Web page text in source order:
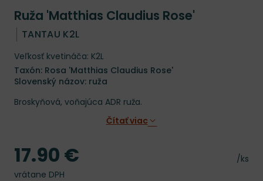
Ruža 'Matthias Claudius Rose'
TANTAU K2L
Veľkosť kvetináča: K2L
Taxón: Rosa 'Matthias Claudius Rose'
Slovenský názov: ruža
Broskyňová, voňajúca ADR ruža.
Čítať viac
Cena
/ks
Cena
17.90 €
vrátane DPH